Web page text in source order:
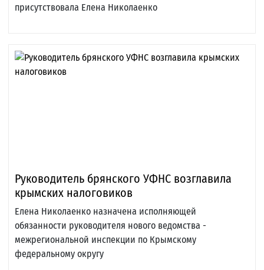
присутствовала Елена Николаенко
Руководитель брянского УФНС возглавила
крымских налоговиков
Елена Николаенко назначена исполняющей
обязанности руководителя нового ведомства -
межрегиональной инспекции по Крымскому
федеральному округу